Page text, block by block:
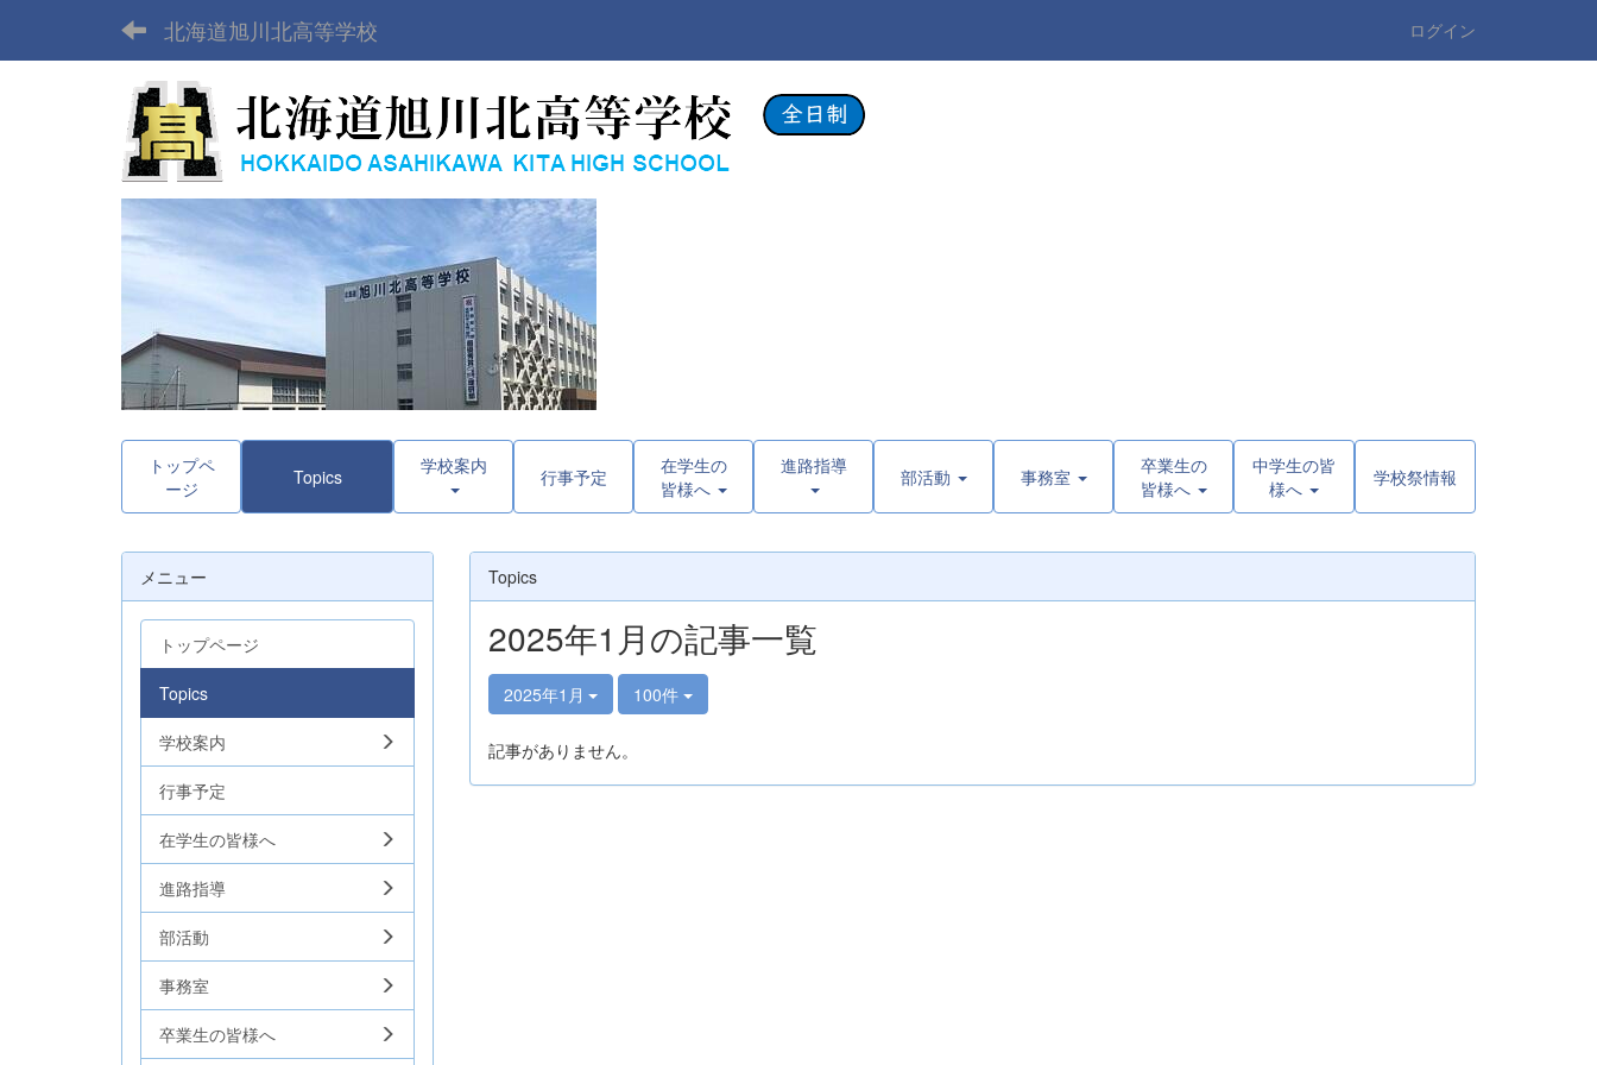
北海道旭川北高等学校 ログイン
トップペ
ージ
Topics 学校案内 行事予定
在学生の
皆様へ
進路指導 部活動 事務室
卒業生の
皆様へ
中学生の皆
様へ
学校祭情報
Topics
2025年1月の記事一覧
2025年1月 100件
記事がありません。
メニュー
トップページ
Topics
学校案内
行事予定
在学生の皆様へ
進路指導
部活動
事務室
卒業生の皆様へ